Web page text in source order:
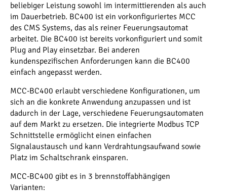
beliebiger Leistung sowohl im intermittierenden als auch
im Dauerbetrieb. BC400 ist ein vorkonfiguriertes MCC
des CMS Systems, das als reiner Feuerungsautomat
arbeitet. Die BC400 ist bereits vorkonfiguriert und somit
Plug and Play einsetzbar. Bei anderen
kundenspezifischen Anforderungen kann die BC400
einfach angepasst werden.
MCC-BC400 erlaubt verschiedene Konfigurationen, um
sich an die konkrete Anwendung anzupassen und ist
dadurch in der Lage, verschiedene Feuerungsautomaten
auf dem Markt zu ersetzen. Die integrierte Modbus TCP
Schnittstelle ermöglicht einen einfachen
Signalaustausch und kann Verdrahtungsaufwand sowie
Platz im Schaltschrank einsparen.
MCC-BC400 gibt es in 3 brennstoffabhängigen
Varianten: